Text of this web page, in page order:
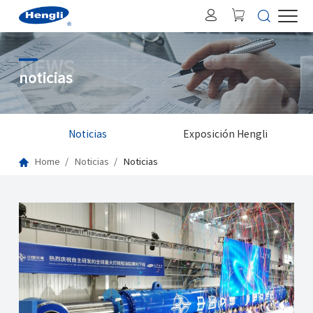
NEWS
noticias
Noticias Exposición Hengli
Home Noticias Noticias